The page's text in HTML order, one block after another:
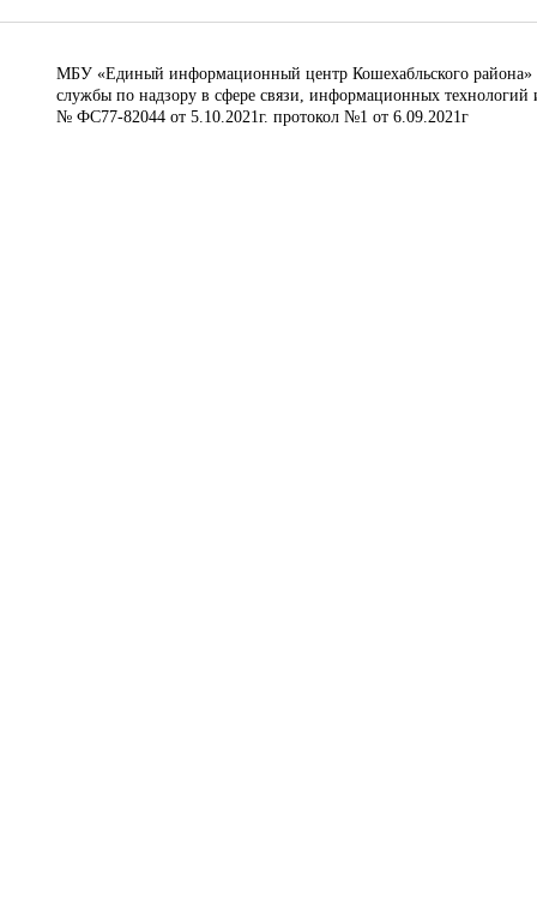
МБУ «Единый информационный центр Кошехабльского района»
службы по надзору в сфере связи, информационных
№ ФС77-82044 от 5.10.2021г. протокол №1 от 6.09.2021г